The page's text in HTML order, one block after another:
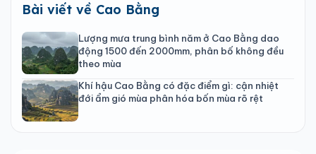
Bài viết về Cao Bằng
Lượng mưa trung bình năm ở Cao Bằng dao
động 1500 đến 2000mm, phân bố không đều
theo mùa
Khí hậu Cao Bằng có đặc điểm gì: cận nhiệt
đới ẩm gió mùa phân hóa bốn mùa rõ rệt